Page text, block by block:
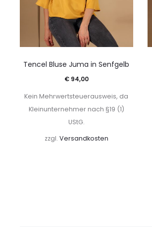
Tencel Bluse Juma in Senfgelb
€94,00
Kein Mehrwertsteuerausweis, da
Kleinunternehmer nach §19 (1)
UStG.
zzgl. Versandkosten